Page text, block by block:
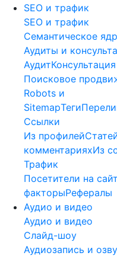
SEO и трафик
SEO и трафик
Семантическое
Аудиты и
АудитКонсультация
Поисковое
Robots и
SitemapТеги
Ссылки
Из профилей
комментарияхИз
Трафик
Посетители на сайт
факторыРефералы
Аудио и видео
Аудио и видео
Слайд-шоу
Аудиозапись и